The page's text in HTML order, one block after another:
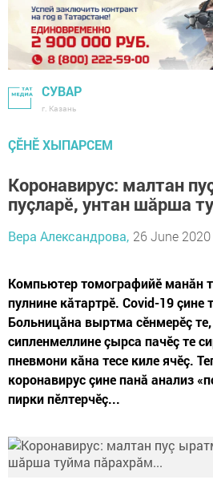
СУВАР
г. Казань
ÇӖНӖ ХЫПАРСЕМ
Коронавирус: малтан
пуçларӗ, унтан шăрша
Вера Александрова, 26 June
Компьютер томографийӗ манăн
пулнине кăтартрӗ. Covid-19 çине
Больницăна выртма сӗнмерӗç
сипленмеллине çырса пачӗç те
пневмони кăна тесе киле ячӗç.
коронавирус çине панă анализ
пирки пӗлтерчӗç...